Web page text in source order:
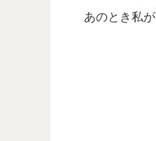
あのとき私